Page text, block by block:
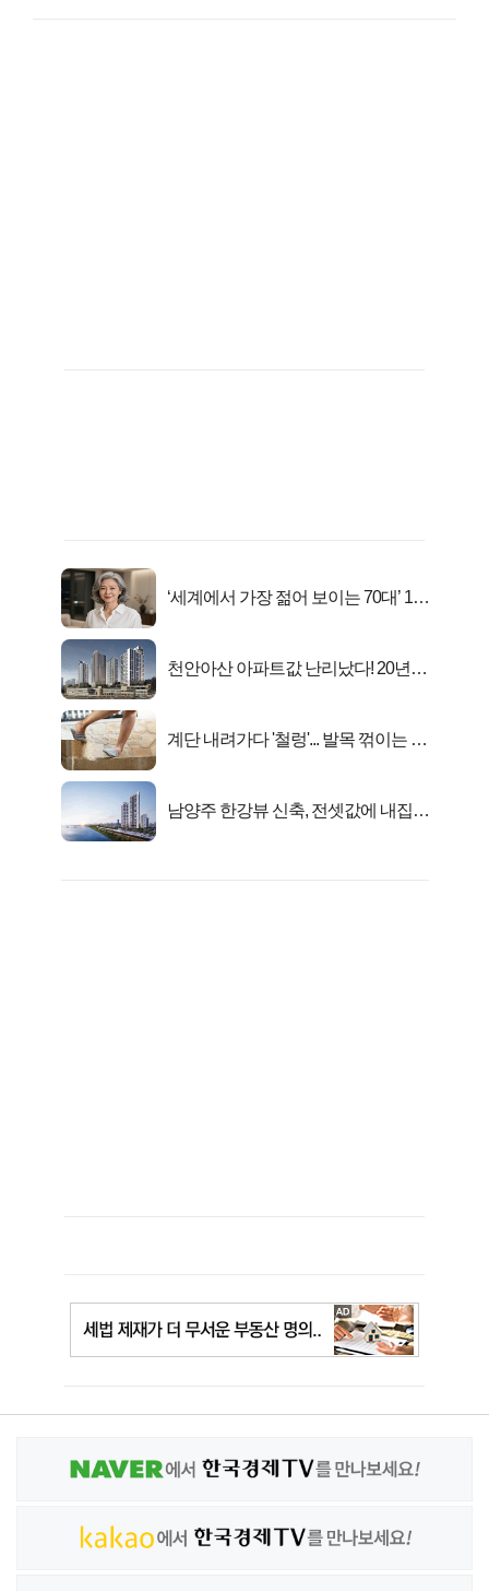
‘세계에서 가장 젊어 보이는 70대’ 1위
천안아산 아파트값 난리났다! 20년
계단 내려가다 '철렁'... 발목 꺾이는 이
남양주 한강뷰 신축, 전셋값에 내집마